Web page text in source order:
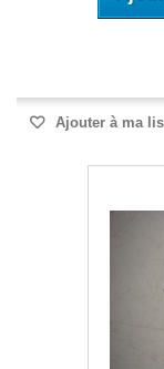
Ajouter à ma